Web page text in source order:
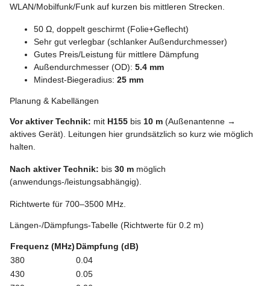
WLAN/Mobilfunk/Funk auf kurzen bis mittleren Strecken.
50 Ω, doppelt geschirmt (Folie+Geflecht)
Sehr gut verlegbar (schlanker Außendurchmesser)
Gutes Preis/Leistung für mittlere Dämpfung
Außendurchmesser (OD): 5.4 mm
Mindest-Biegeradius: 25 mm
Planung & Kabellängen
Vor aktiver Technik: mit H155 bis 10 m (Außenantenne →
aktives Gerät). Leitungen hier grundsätzlich so kurz wie möglich
halten.
Nach aktiver Technik: bis 30 m möglich
(anwendungs-/leistungsabhängig).
Richtwerte für 700–3500 MHz.
Längen-/Dämpfungs-Tabelle (Richtwerte für 0.2 m)
Frequenz (MHz) Dämpfung (dB)
380
0.04
430
0.05